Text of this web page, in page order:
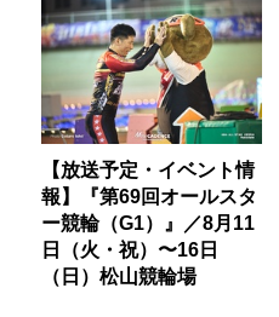
【放送予定・イベント情
報】『第69回オールスタ
ー競輪（G1）』／8月11
日（火・祝）〜16日
（日）松山競輪場